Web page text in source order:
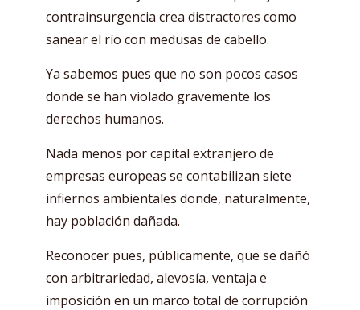
contrainsurgencia crea distractores como
sanear el río con medusas de cabello.
Ya sabemos pues que no son pocos casos
donde se han violado gravemente los
derechos humanos.
Nada menos por capital extranjero de
empresas europeas se contabilizan siete
infiernos ambientales donde, naturalmente,
hay población dañada.
Reconocer pues, públicamente, que se dañó
con arbitrariedad, alevosía, ventaja e
imposición en un marco total de corrupción